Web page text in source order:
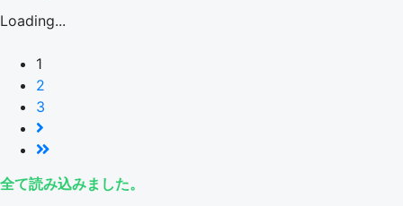
Loading...
1
2
3
全て読み込みました。